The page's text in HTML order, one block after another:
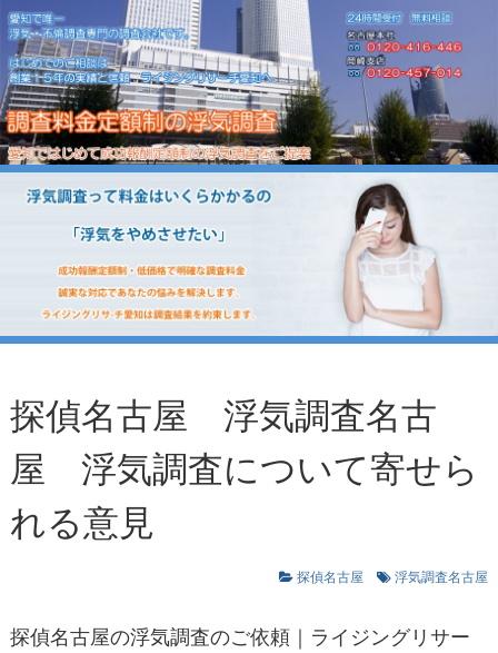
探偵名古屋 浮気調査名古
屋 浮気調査について寄せら
れる意見
探偵名古屋 浮気調査名古屋
探偵名古屋の浮気調査のご依頼｜ライジングリサー